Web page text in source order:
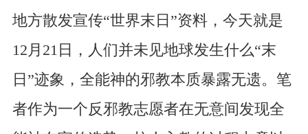
地方散发宣传“世界末日”资料，今天就是
12月21日，人们并未见地球发生什么“末
日”迹象，全能神的邪教本质暴露无遗。笔
者作为一个反邪教志愿者在无意间发现全